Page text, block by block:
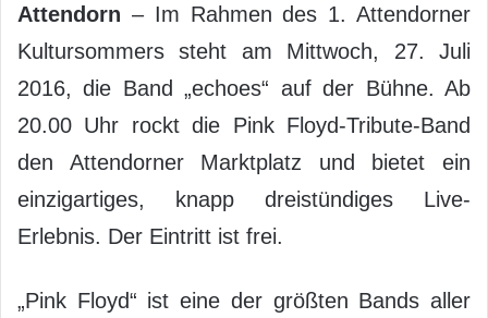
Attendorn – Im Rahmen des 1. Attendorner
Kultursommers steht am Mittwoch, 27. Juli
2016, die Band „echoes“ auf der Bühne. Ab
20.00 Uhr rockt die Pink Floyd-Tribute-Band
den Attendorner Marktplatz und bietet ein
einzigartiges, knapp dreistündiges Live-
Erlebnis. Der Eintritt ist frei.
„Pink Floyd“ ist eine der größten Bands aller